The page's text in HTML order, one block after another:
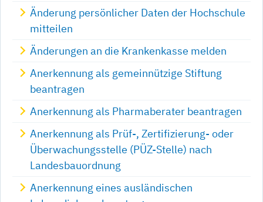
Änderung persönlicher Daten der Hochschule
mitteilen
Änderungen an die Krankenkasse melden
Anerkennung als gemeinnützige Stiftung
beantragen
Anerkennung als Pharmaberater beantragen
Anerkennung als Prüf-, Zertifizierung- oder
Überwachungsstelle (PÜZ-Stelle) nach
Landesbauordnung
Anerkennung eines ausländischen